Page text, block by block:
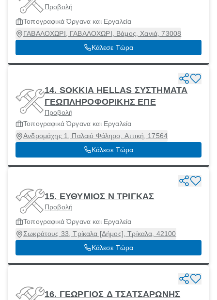
Προβολή
Τοπογραφικά Όργανα και Εργαλεία
ΓΑΒΑΛΟΧΩΡΙ, ΓΑΒΑΛΟΧΩΡΙ, Βάμος, Χανιά, 73008
Κάλεσε Τώρα
14. SOKKIA HELLAS ΣΥΣΤΗΜΑΤΑ
ΓΕΩΠΛΗΡΟΦΟΡΙΚΗΣ ΕΠΕ
Προβολή
Τοπογραφικά Όργανα και Εργαλεία
Ανδρομάχης 1, Παλαιό Φάληρο, Αττική, 17564
Κάλεσε Τώρα
15. ΕΥΘΥΜΙΟΣ Ν ΤΡΙΓΚΑΣ
Προβολή
Τοπογραφικά Όργανα και Εργαλεία
Σωκράτους 33, Τρίκαλα [Δήμος], Τρίκαλα, 42100
Κάλεσε Τώρα
16. ΓΕΩΡΓΙΟΣ Δ ΤΣΑΤΣΑΡΩΝΗΣ